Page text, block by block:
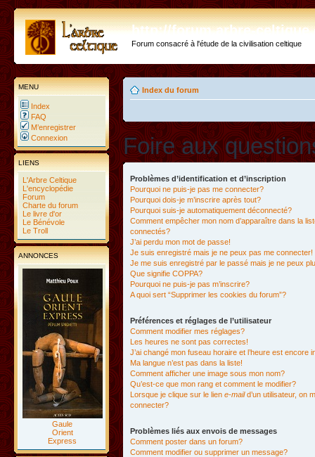
http://forum.arbre-
Forum consacré à l'étude de la civilisation celtique
MENU
Index
FAQ
M’enregistrer
Connexion
LIENS
L'Arbre Celtique
L'encyclopédie
Forum
Charte du forum
Le livre d'or
Le Bénévole
Le Troll
ANNONCES
Gaule
Orient
Express
Index du forum
Foire aux
Problèmes d’identification et d’inscription
Pourquoi ne puis-je pas me connecter?
Pourquoi dois-je m’inscrire après tout?
Pourquoi suis-je automatiquement déconnecté?
Comment empêcher mon nom d’apparaître dans la
connectés?
J’ai perdu mon mot de passe!
Je suis enregistré mais je ne peux pas me connecter!
Je me suis enregistré par le passé mais je ne peux
Que signifie COPPA?
Pourquoi ne puis-je pas m’inscrire?
A quoi sert “Supprimer les cookies du forum”?
Préférences et réglages de l’utilisateur
Comment modifier mes réglages?
Les heures ne sont pas correctes!
J’ai changé mon fuseau horaire et l’heure est encore
Ma langue n’est pas dans la liste!
Comment afficher une image sous mon nom?
Qu’est-ce que mon rang et comment le modifier?
Lorsque je clique sur le lien e-maild’un utilisateur, on
connecter?
Problèmes liés aux envois de messages
Comment poster dans un forum?
Comment modifier ou supprimer un message?